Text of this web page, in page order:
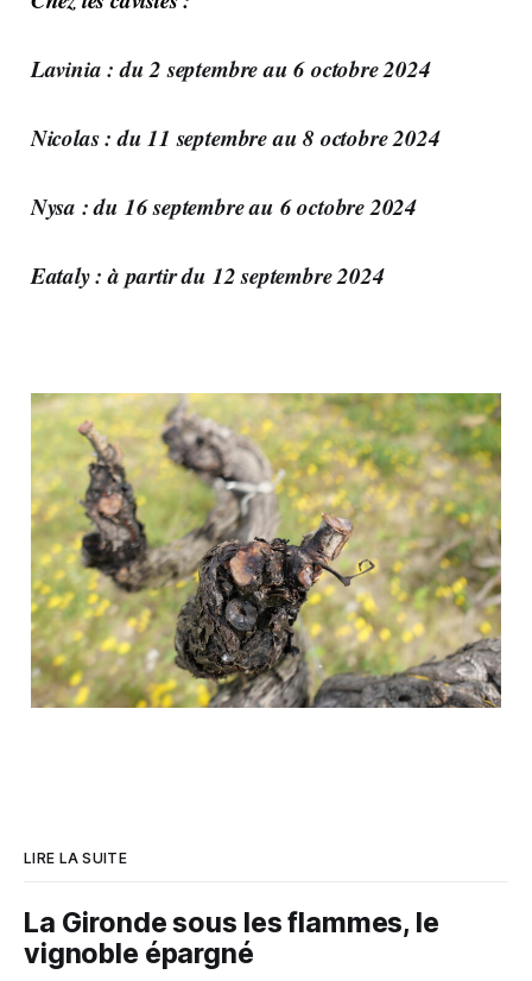
Lavinia : du 2 septembre au 6 octobre 2024
Nicolas : du 11 septembre au 8 octobre 2024
Nysa : du 16 septembre au 6 octobre 2024
Eataly : à partir du 12 septembre 2024
LIRE LA SUITE
La Gironde sous les flammes, le
vignoble épargné